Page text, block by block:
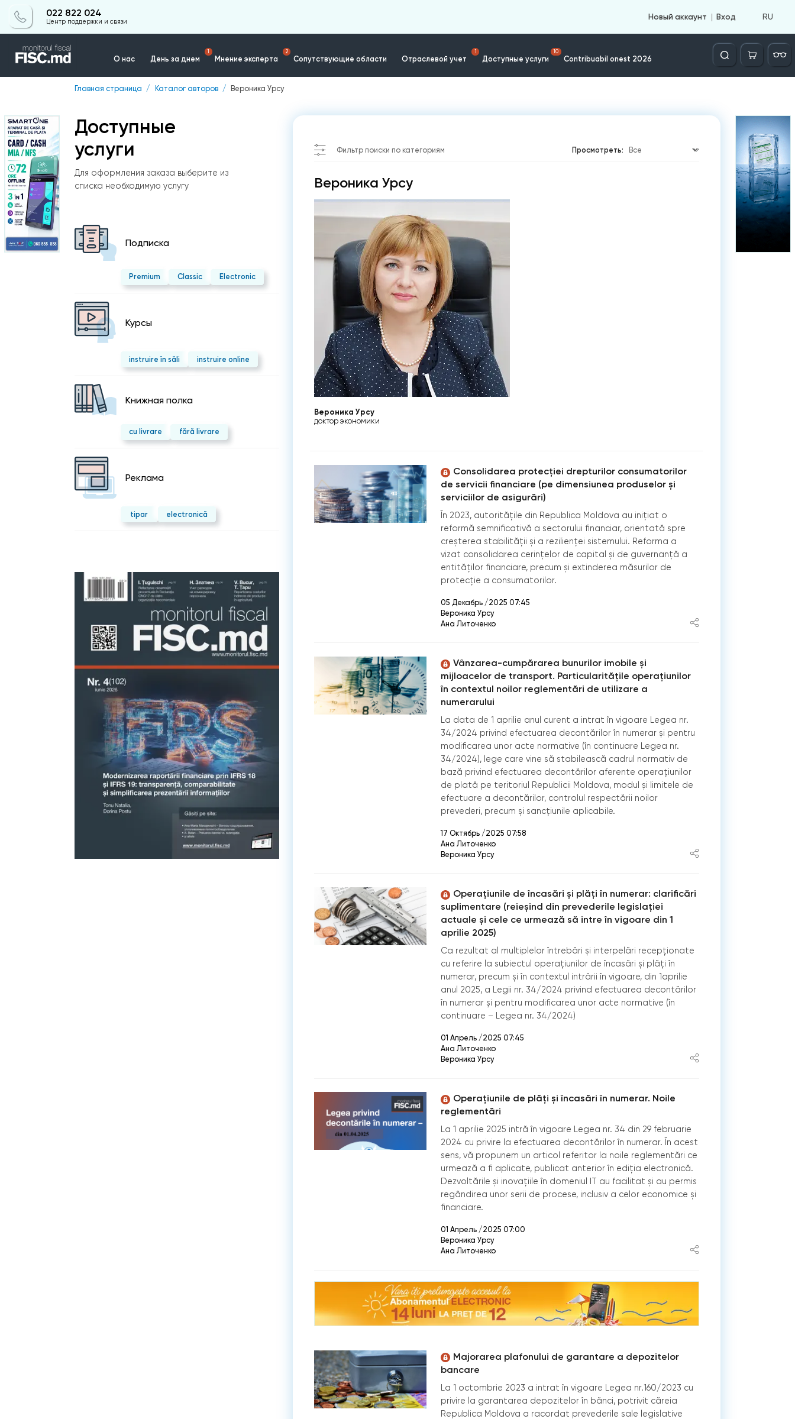
022 822 024
Центр поддержки и связи
Новый аккаунт Вход RU
О нас День за днем
1
Мнение эксперта
2
Сопутствующие области Отраслевой учет
1
Доступные услуги
10
Contribuabil onest 2026
Căutare
Главная страница Каталог авторов Вероника Урсу
Доступные
услуги
Для оформления заказа выберите из
списка необходимую услугу
Подписка
Premium Classic Electronic
Курсы
instruire în săli instruire online
Kнижная полка
cu livrare fără livrare
Реклама
tipar electronică
Фильтр поиски по категориям Просмотреть:
Вероника Урсу
Вероника Урсу
доктор экономики
Consolidarea protecției drepturilor consumatorilor
de servicii financiare (pe dimensiunea produselor și
serviciilor de asigurări)
În 2023, autoritățile din Republica Moldova au inițiat o
reformă semnificativă a sectorului financiar, orientată spre
creșterea stabilității și a rezilienței sistemului. Reforma a
vizat consolidarea cerințelor de capital și de guvernanță a
entităților financiare, precum și extinderea măsurilor de
protecție a consumatorilor.
05 Декабрь /2025 07:45
Вероника Урсу
Ана Литоченко
Vânzarea-cumpărarea bunurilor imobile și
mijloacelor de transport. Particularitățile operațiunilor
în contextul noilor reglementări de utilizare a
numerarului
La data de 1 aprilie anul curent a intrat în vigoare Legea nr.
34/2024 privind efectuarea decontărilor în numerar și pentru
modificarea unor acte normative (în continuare Legea nr.
34/2024), lege care vine să stabilească cadrul normativ de
bază privind efectuarea decontărilor aferente operațiunilor
de plată pe teritoriul Republicii Moldova, modul și limitele de
efectuare a decontărilor, controlul respectării noilor
prevederi, precum și sancțiunile aplicabile.
17 Октябрь /2025 07:58
Ана Литоченко
Вероника Урсу
Operațiunile de încasări și plăți în numerar: clarificări
suplimentare (reieșind din prevederile legislației
actuale și cele ce urmează să intre în vigoare din 1
aprilie 2025)
Ca rezultat al multiplelor întrebări și interpelări recepționate
cu referire la subiectul operațiunilor de încasări și plăți în
numerar, precum și în contextul intrării în vigoare, din 1aprilie
anul 2025, a Legii nr. 34/2024 privind efectuarea decontărilor
în numerar şi pentru modificarea unor acte normative (în
continuare – Legea nr. 34/2024)
01 Апрель /2025 07:45
Ана Литоченко
Вероника Урсу
Operațiunile de plăți și încasări în numerar. Noile
reglementări
La 1 aprilie 2025 intră în vigoare Legea nr. 34 din 29 februarie
2024 cu privire la efectuarea decontărilor în numerar. În acest
sens, vă propunem un articol referitor la noile reglementări ce
urmează a fi aplicate, publicat anterior în ediția electronică.
Dezvoltările și inovațiile în domeniul IT au facilitat și au permis
regândirea unor serii de procese, inclusiv a celor economice și
financiare.
01 Апрель /2025 07:00
Вероника Урсу
Ана Литоченко
Majorarea plafonului de garantare a depozitelor
bancare
La 1 octombrie 2023 a intrat în vigoare Legea nr.160/2023 cu
privire la garantarea depozitelor în bănci, potrivit căreia
Republica Moldova a racordat prevederile sale legislative